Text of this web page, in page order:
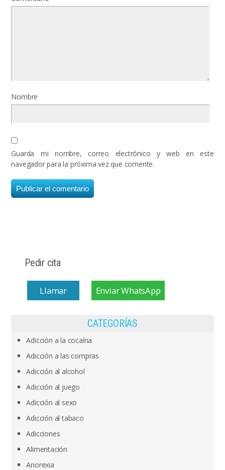
Nombre
Guarda mi nombre, correo electrónico y web en este
navegador para la próxima vez que comente.
Pedir cita
Llamar Enviar WhatsApp
CATEGORÍAS
Adicción a la cocaína
Adicción a las compras
Adicción al alcohol
Adicción al juego
Adicción al sexo
Adicción al tabaco
Adicciones
Alimentación
Anorexia